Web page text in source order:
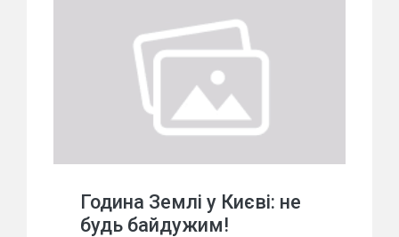
Година Землі у Києві: не
будь байдужим!